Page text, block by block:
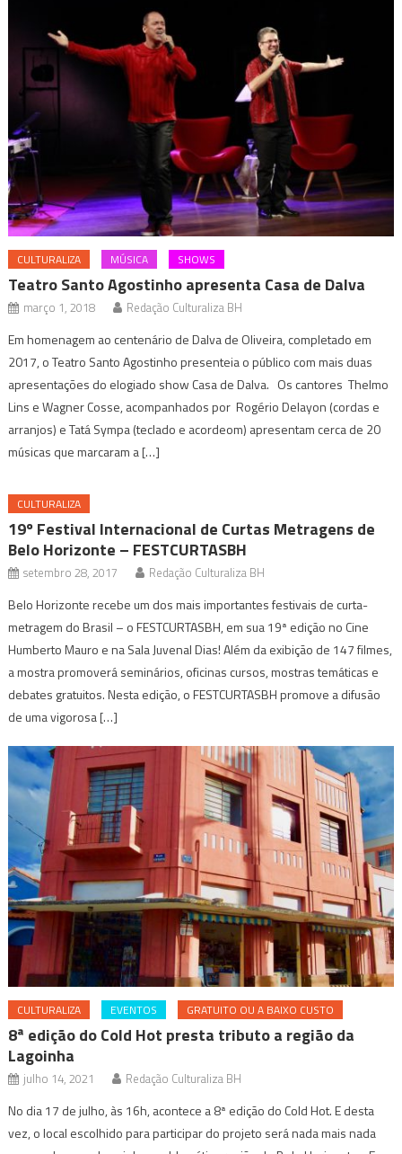
CULTURALIZA MÚSICA SHOWS
Teatro Santo Agostinho apresenta Casa de Dalva
março 1, 2018 Redação Culturaliza BH
Em homenagem ao centenário de Dalva de Oliveira, completado em
2017, o Teatro Santo Agostinho presenteia o público com mais duas
apresentações do elogiado show Casa de Dalva. Os cantores Thelmo
Lins e Wagner Cosse, acompanhados por Rogério Delayon (cordas e
arranjos) e Tatá Sympa (teclado e acordeom) apresentam cerca de 20
músicas que marcaram a […]
CULTURALIZA
19º Festival Internacional de Curtas Metragens de
Belo Horizonte – FESTCURTASBH
setembro 28, 2017 Redação Culturaliza BH
Belo Horizonte recebe um dos mais importantes festivais de curta-
metragem do Brasil – o FESTCURTASBH, em sua 19ª edição no Cine
Humberto Mauro e na Sala Juvenal Dias! Além da exibição de 147 filmes,
a mostra promoverá seminários, oficinas cursos, mostras temáticas e
debates gratuitos. Nesta edição, o FESTCURTASBH promove a difusão
de uma vigorosa […]
CULTURALIZA EVENTOS GRATUITO OU A BAIXO CUSTO
8ª edição do Cold Hot presta tributo a região da
Lagoinha
julho 14, 2021 Redação Culturaliza BH
No dia 17 de julho, às 16h, acontece a 8ª edição do Cold Hot. E desta
vez, o local escolhido para participar do projeto será nada mais nada